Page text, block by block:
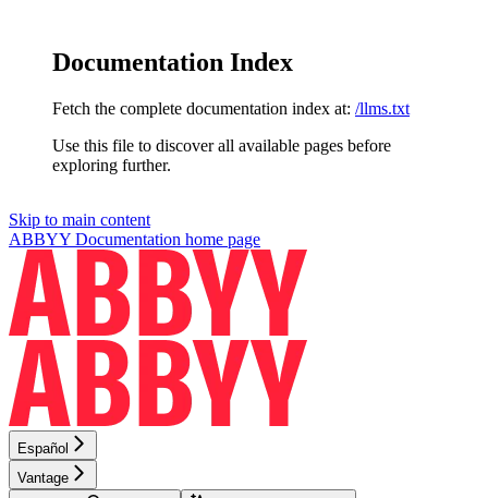
Documentation Index
Fetch the complete documentation index at: /llms.txt
Use this file to discover all available pages before
exploring further.
Skip to main content
ABBYY Documentation home page
Español
Vantage